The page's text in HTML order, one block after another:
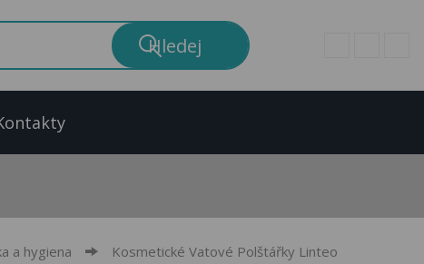
a hygiena Kosmetické Vatové Polštářky Linteo